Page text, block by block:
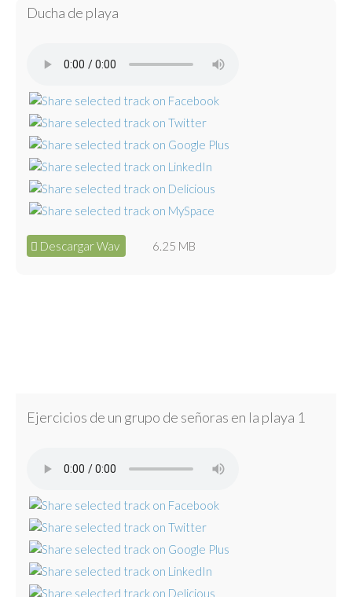
Ducha de playa
Descargar Wav 6.25 MB
Ejercicios de un grupo de señoras en la playa 1